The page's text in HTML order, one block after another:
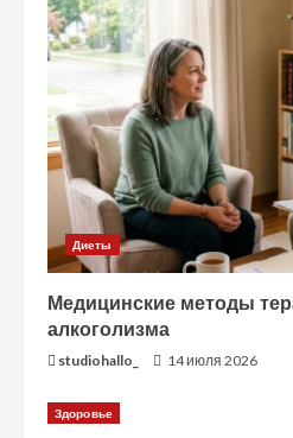
Диеты
Медицинские методы
алкоголизма
studiohallo_ 14 июля 2026
Здоровье